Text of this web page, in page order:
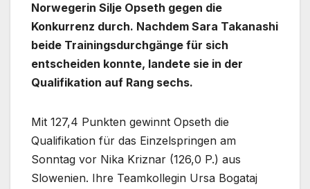
Norwegerin Silje Opseth gegen die
Konkurrenz durch. Nachdem Sara Takanashi
beide Trainingsdurchgänge für sich
entscheiden konnte, landete sie in der
Qualifikation auf Rang sechs.
Mit 127,4 Punkten gewinnt Opseth die
Qualifikation für das Einzelspringen am
Sonntag vor Nika Kriznar (126,0 P.) aus
Slowenien. Ihre Teamkollegin Ursa Bogataj